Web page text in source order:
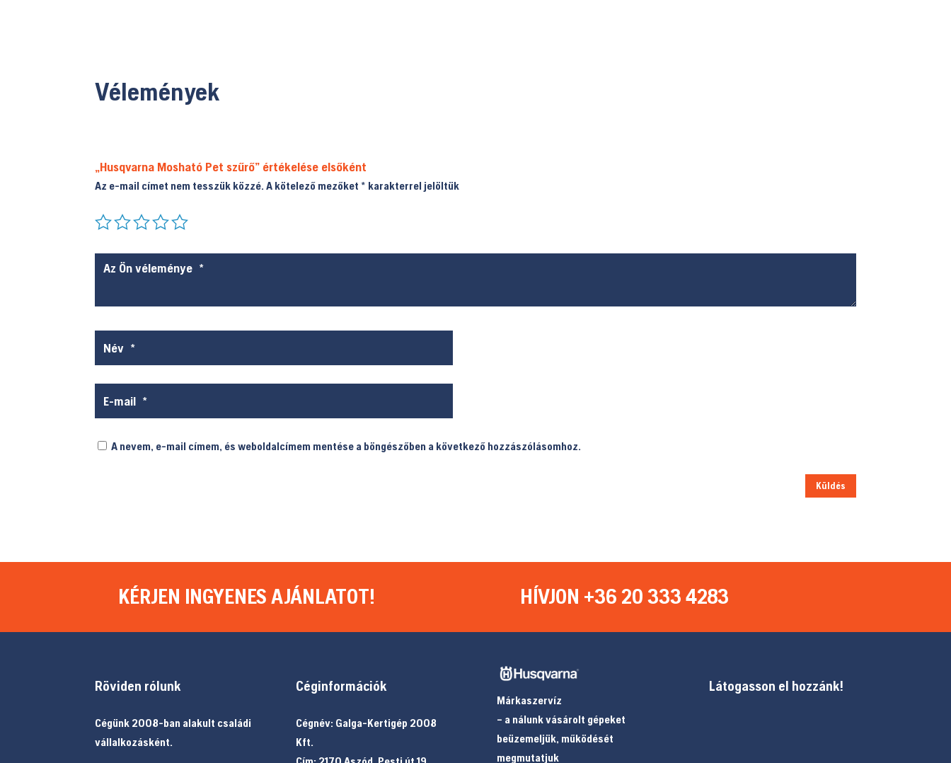
Vélemények
„Husqvarna Mosható Pet szűrő” értékelése elsőként
Az e-mail címet nem tesszük közzé. A kötelező mezőket * karakterrel jelöltük
A nevem, e-mail címem, és weboldalcímem mentése a böngészőben a következő hozzászólásomhoz.
Küldés
KÉRJEN INGYENES AJÁNLATOT! HÍVJON +36 20 333 4283
Röviden rólunk
Cégünk 2008-ban alakult családi
vállalkozásként.
Céginformációk
Cégnév: Galga-Kertigép 2008
Kft.
Márkaszervíz
– a nálunk vásárolt gépeket
beüzemeljük, működését
megmutatjuk
Látogasson el hozzánk!